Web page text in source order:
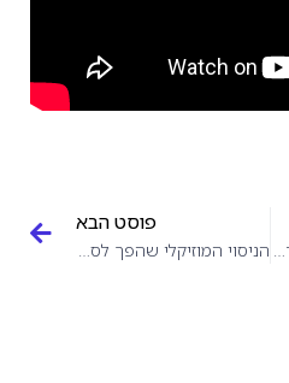
קבלת השבת הגדולה במדינה!
פוסט הבא
הניסוי המוזיקלי שהפך לסנסציה הגדולה